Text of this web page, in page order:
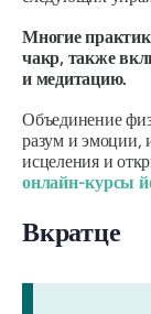
Многие
чакр, также
и медитацию.
Объединение
разум и эмоции,
исцеления и
онлайн-курсы
Вкратце